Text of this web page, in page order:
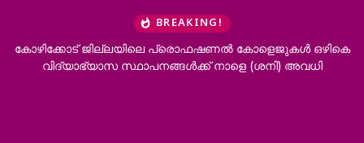
BREAKING!
കോഴിക്കോട് ജില്ലയിലെ പ്രൊഫഷണൽ കോളെജുകൾ ഒഴികെ
വിദ്യാഭ്യാസ സ്ഥാപനങ്ങൾക്ക് നാളെ (ശനി) അവധി